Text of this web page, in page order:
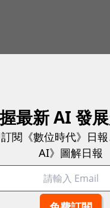
個小時來彈鋼琴；
上，我會去燒烤店
怎樣的呢？」
最新 AI 發
閱《數位時代》日
AI》圖解日報